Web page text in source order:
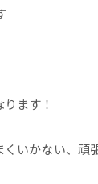
ます！
いかない、頑